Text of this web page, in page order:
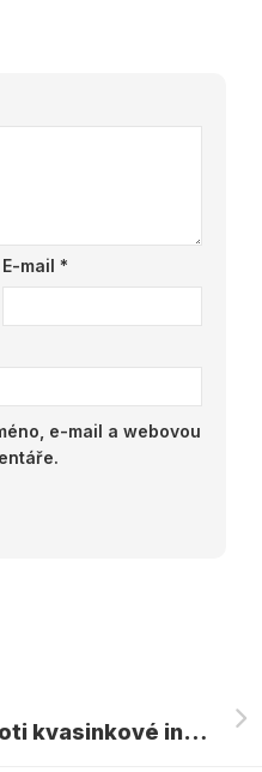
E-mail *
e-mail a webovou
Všemocný česnek – proti kvasinkové infekci, mykóze a imunitě